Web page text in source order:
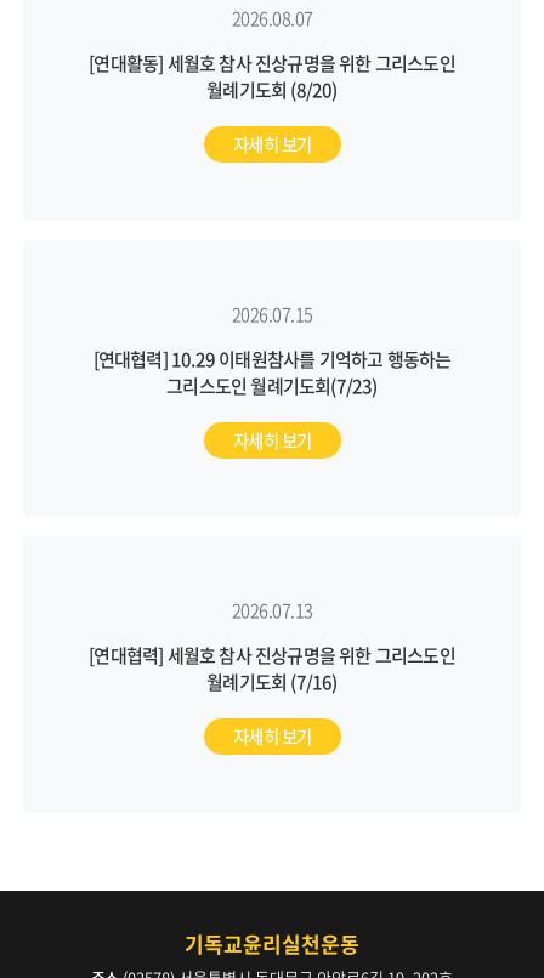
2026.08.07
[연대활동] 세월호 참사 진상규명을 위한 그리스도인
월례기도회 (8/20)
자세히 보기
2026.07.15
[연대협력] 10.29 이태원참사를 기억하고 행동하는
그리스도인 월례기도회(7/23)
자세히 보기
2026.07.13
[연대협력] 세월호 참사 진상규명을 위한 그리스도인
월례기도회 (7/16)
자세히 보기
기독교윤리실천운동